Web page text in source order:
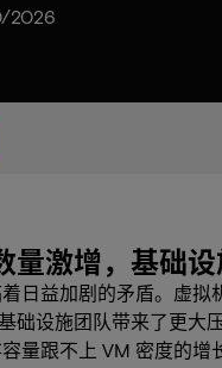
2026
量激增，基础
日益加剧的矛盾。虚
础设施团队带来了更大
量跟不上 VM 密度的